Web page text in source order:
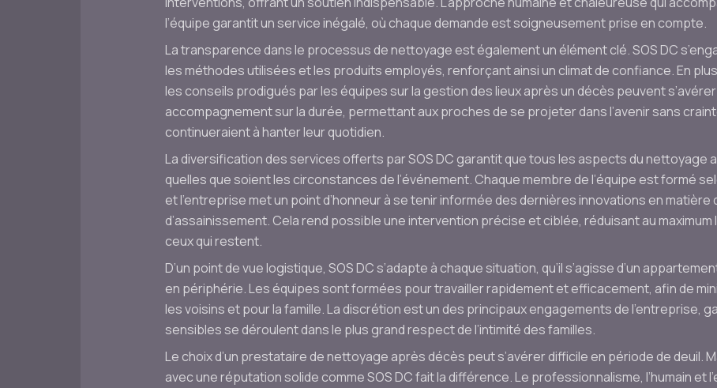
l’équipe garantit un service inégalé, où chaque demande est soigneusement prise en compte.
La transparence dans le processus de nettoyage est également un élément clé. SOS DC
les méthodes utilisées et les produits employés, renforçant ainsi un climat de confiance. En
les conseils prodigués par les équipes sur la gestion des lieux après un décès peuvent s’avérer
accompagnement sur la durée, permettant aux proches de se projeter dans l’avenir sans
continueraient à hanter leur quotidien.
La diversification des services offerts par SOS DC garantit que tous les aspects du nettoyage
quelles que soient les circonstances de l’événement. Chaque membre de l’équipe est formé
et l’entreprise met un point d’honneur à se tenir informée des dernières innovations en
d’assainissement. Cela rend possible une intervention précise et ciblée, réduisant au
ceux qui restent.
D’un point de vue logistique, SOS DC s’adapte à chaque situation, qu’il s’agisse d’un
en périphérie. Les équipes sont formées pour travailler rapidement et efficacement, afin de
les voisins et pour la famille. La discrétion est un des principaux engagements de l’entreprise,
sensibles se déroulent dans le plus grand respect de l’intimité des familles.
Le choix d’un prestataire de nettoyage après décès peut s’avérer difficile en période de deuil.
avec une réputation solide comme SOS DC fait la différence. Le professionnalisme, l’humain et